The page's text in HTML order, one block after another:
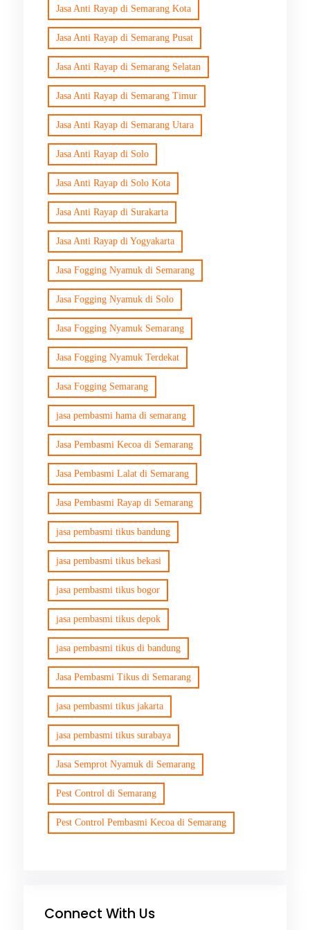
Jasa Anti Rayap di Semarang Kota
Jasa Anti Rayap di Semarang Pusat
Jasa Anti Rayap di Semarang Selatan
Jasa Anti Rayap di Semarang Timur
Jasa Anti Rayap di Semarang Utara
Jasa Anti Rayap di Solo
Jasa Anti Rayap di Solo Kota
Jasa Anti Rayap di Surakarta
Jasa Anti Rayap di Yogyakarta
Jasa Fogging Nyamuk di Semarang
Jasa Fogging Nyamuk di Solo
Jasa Fogging Nyamuk Semarang
Jasa Fogging Nyamuk Terdekat
Jasa Fogging Semarang
jasa pembasmi hama di semarang
Jasa Pembasmi Kecoa di Semarang
Jasa Pembasmi Lalat di Semarang
Jasa Pembasmi Rayap di Semarang
jasa pembasmi tikus bandung
jasa pembasmi tikus bekasi
jasa pembasmi tikus bogor
jasa pembasmi tikus depok
jasa pembasmi tikus di bandung
Jasa Pembasmi Tikus di Semarang
jasa pembasmi tikus jakarta
jasa pembasmi tikus surabaya
Jasa Semprot Nyamuk di Semarang
Pest Control di Semarang
Pest Control Pembasmi Kecoa di Semarang
Connect With Us